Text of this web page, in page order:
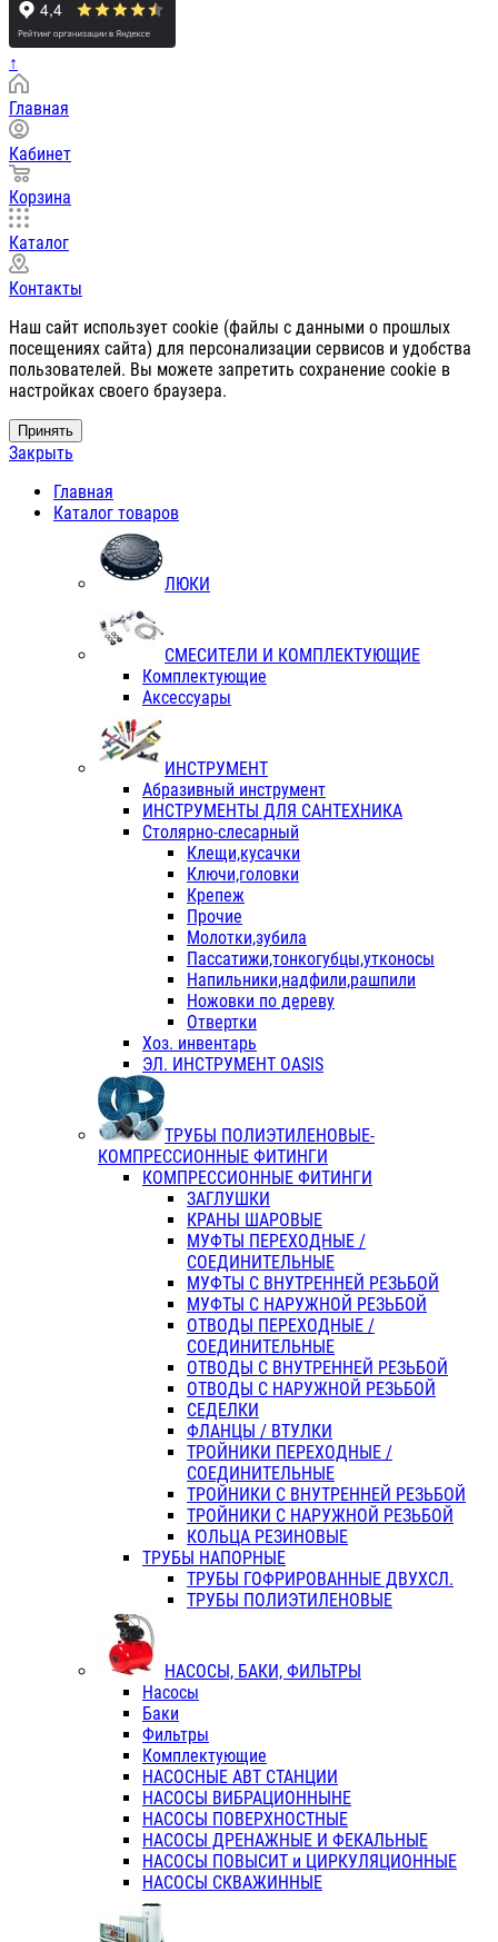
↑
Главная
Кабинет
Корзина
Каталог
Контакты
Наш сайт использует cookie (файлы с данными о прошлых
посещениях сайта) для персонализации сервисов и удобства
пользователей. Вы можете запретить сохранение cookie в
настройках своего браузера.
Принять
Закрыть
Главная
Каталог товаров
ЛЮКИ
СМЕСИТЕЛИ И КОМПЛЕКТУЮЩИЕ
Комплектующие
Аксессуары
ИНСТРУМЕНТ
Абразивный инструмент
ИНСТРУМЕНТЫ ДЛЯ САНТЕХНИКА
Столярно-слесарный
Клещи,кусачки
Ключи,головки
Крепеж
Прочие
Молотки,зубила
Пассатижи,тонкогубцы,утконосы
Напильники,надфили,рашпили
Ножовки по дереву
Отвертки
Хоз. инвентарь
ЭЛ. ИНСТРУМЕНТ OASIS
ТРУБЫ ПОЛИЭТИЛЕНОВЫЕ-
КОМПРЕССИОННЫЕ ФИТИНГИ
КОМПРЕССИОННЫЕ ФИТИНГИ
ЗАГЛУШКИ
КРАНЫ ШАРОВЫЕ
МУФТЫ ПЕРЕХОДНЫЕ /
СОЕДИНИТЕЛЬНЫЕ
МУФТЫ С ВНУТРЕННЕЙ РЕЗЬБОЙ
МУФТЫ С НАРУЖНОЙ РЕЗЬБОЙ
ОТВОДЫ ПЕРЕХОДНЫЕ /
СОЕДИНИТЕЛЬНЫЕ
ОТВОДЫ С ВНУТРЕННЕЙ РЕЗЬБОЙ
ОТВОДЫ С НАРУЖНОЙ РЕЗЬБОЙ
СЕДЕЛКИ
ФЛАНЦЫ / ВТУЛКИ
ТРОЙНИКИ ПЕРЕХОДНЫЕ /
СОЕДИНИТЕЛЬНЫЕ
ТРОЙНИКИ С ВНУТРЕННЕЙ РЕЗЬБОЙ
ТРОЙНИКИ С НАРУЖНОЙ РЕЗЬБОЙ
КОЛЬЦА РЕЗИНОВЫЕ
ТРУБЫ НАПОРНЫЕ
ТРУБЫ ГОФРИРОВАННЫЕ ДВУХСЛ.
ТРУБЫ ПОЛИЭТИЛЕНОВЫЕ
НАСОСЫ, БАКИ, ФИЛЬТРЫ
Насосы
Баки
Фильтры
Комплектующие
НАСОСНЫЕ АВТ СТАНЦИИ
НАСОСЫ ВИБРАЦИОННЫНЕ
НАСОСЫ ПОВЕРХНОСТНЫЕ
НАСОСЫ ДРЕНАЖНЫЕ И ФЕКАЛЬНЫЕ
НАСОСЫ ПОВЫСИТ и ЦИРКУЛЯЦИОННЫЕ
НАСОСЫ СКВАЖИННЫЕ